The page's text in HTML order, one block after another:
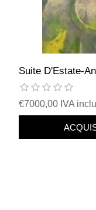
Suite D'Estate-
€7000,00 IVA